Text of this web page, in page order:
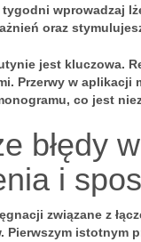
wprowadzaj
oraz
jest kluczowa.
Przerwy w
co jest
błędy
i
związane z
Pierwszym istotnym